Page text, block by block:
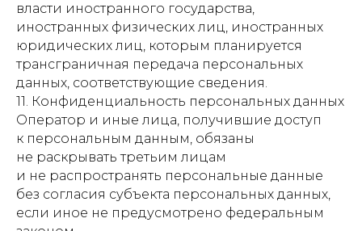
власти иностранного государства,
иностранных физических лиц, иностранных
юридических лиц, которым планируется
трансграничная передача персональных
данных, соответствующие сведения.
11. Конфиденциальность персональных данных
Оператор и иные лица, получившие доступ
к персональным данным, обязаны
не раскрывать третьим лицам
и не распространять персональные данные
без согласия субъекта персональных данных,
если иное не предусмотрено федеральным